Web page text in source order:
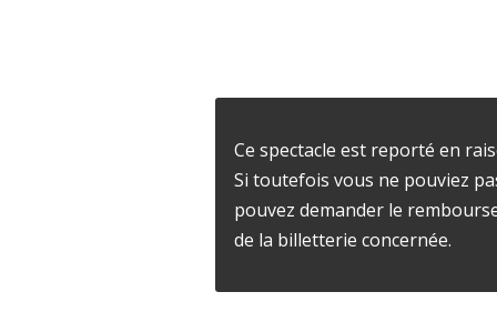
Ce spectacle est reporté en
Si toutefois vous ne pouviez
pouvez demander le
de la billetterie concernée.